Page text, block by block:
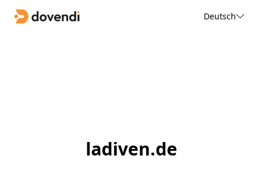
Deutsch
ladiven.de